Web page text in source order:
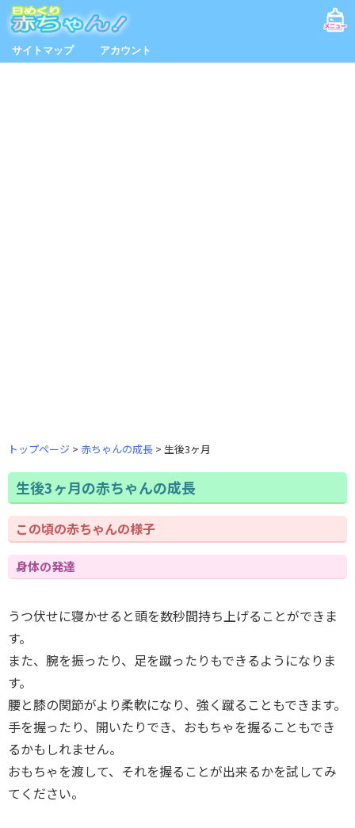
サイトマップ アカウント
トップページ 赤ちゃんの成長 生後3ヶ月
生後3ヶ月の赤ちゃんの成長
この頃の赤ちゃんの様子
身体の発達
うつ伏せに寝かせると頭を数秒間持ち上げることができま
す。
また、腕を振ったり、足を蹴ったりもできるようになりま
す。
腰と膝の関節がより柔軟になり、強く蹴ることもできます。
手を握ったり、開いたりでき、おもちゃを握ることもでき
るかもしれません。
おもちゃを渡して、それを握ることが出来るかを試してみ
てください。